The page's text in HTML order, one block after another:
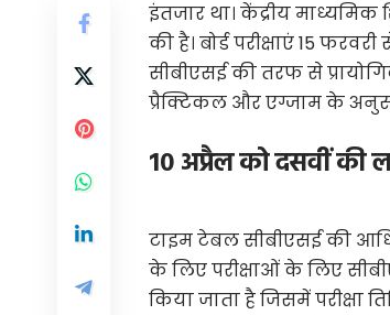
इंतजार था। केंद्रीय माध्यमिक
की है। बोर्ड परीक्षाएं 15
सीबीएसई की तरफ से
प्रैक्टिकल और एग्जाम के
10 अप्रैल को दसवीं की
टाइम टेबल सीबीएसई की
के लिए परीक्षाओं के लिए
किया जाता है जिसमें परीक्षा